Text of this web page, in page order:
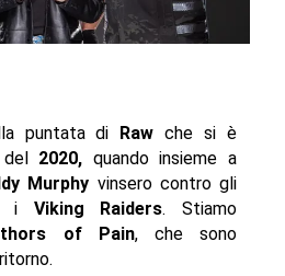
puntata di Raw che si è
del 2020, quando insieme a
Murphy vinsero contro gli
i Viking Raiders. Stiamo
of Pain, che sono